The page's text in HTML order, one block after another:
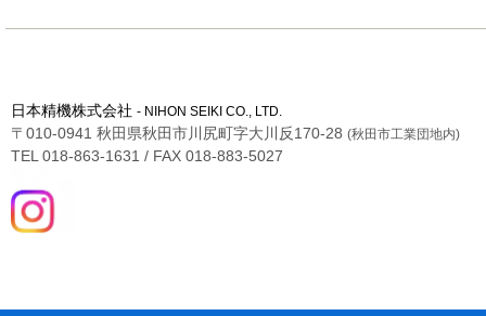
日本精機株式会社 - NIHON SEIKI CO., LTD.
〒010-0941 秋田県秋田市川尻町字大川反170-28 (秋田市工業団地内)
TEL 018-863-1631 / FAX 018-883-5027